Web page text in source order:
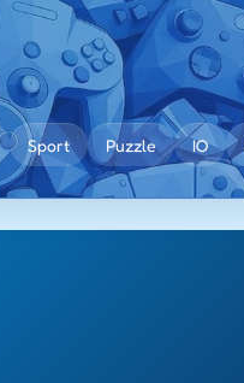
Sport Puzzle IO